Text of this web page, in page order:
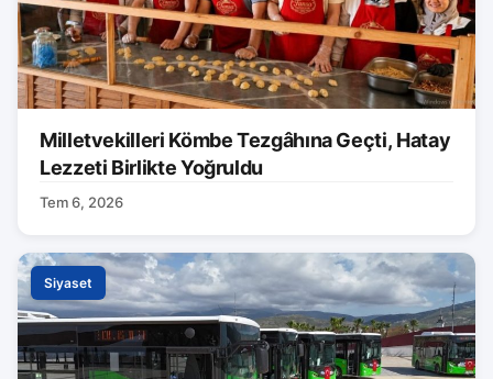
Milletvekilleri Kömbe Tezgâhına Geçti, Hatay
Lezzeti Birlikte Yoğruldu
Tem 6, 2026
Siyaset